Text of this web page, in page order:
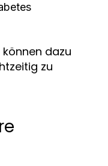
dazu
zu